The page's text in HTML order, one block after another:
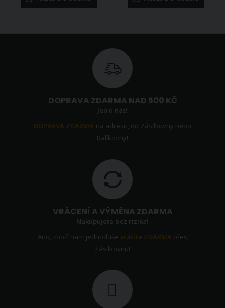
DOPRAVA ZDARMA NAD 500 KČ
Jen u nás!
DOPRAVA ZDARMA na adresu, do Zásilkovny nebo
Balíkovny!
VRÁCENÍ A VÝMĚNA ZDARMA
Nakupujete bez rizika!
Ano, zboží nám jednoduševrátíte ZDARMA přes
Zásilkovnu!